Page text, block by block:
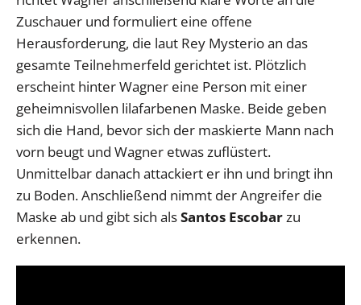
Zuschauer und formuliert eine offene
Herausforderung, die laut Rey Mysterio an das
gesamte Teilnehmerfeld gerichtet ist. Plötzlich
erscheint hinter Wagner eine Person mit einer
geheimnisvollen lilafarbenen Maske. Beide geben
sich die Hand, bevor sich der maskierte Mann nach
vorn beugt und Wagner etwas zuflüstert.
Unmittelbar danach attackiert er ihn und bringt ihn
zu Boden. Anschließend nimmt der Angreifer die
Maske ab und gibt sich alsSantos Escobarzu
erkennen.